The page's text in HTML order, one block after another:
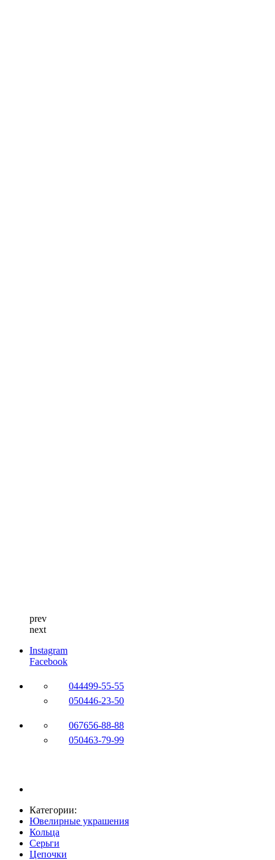
prev
next
Instagram
Facebook
044499-55-55
050446-23-50
067656-88-88
050463-79-99
Категории:
Ювелирные украшения
Кольца
Серьги
Цепочки